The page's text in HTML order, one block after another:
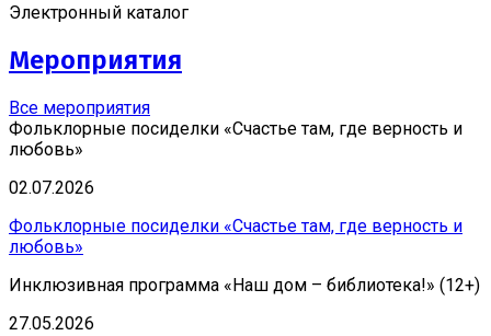
Электронный каталог
Мероприятия
Все мероприятия
Фольклорные посиделки «Счастье там, где верность и
любовь»
02.07.2026
Фольклорные посиделки «Счастье там, где верность и
любовь»
Инклюзивная программа «Наш дом – библиотека!» (12+)
27.05.2026